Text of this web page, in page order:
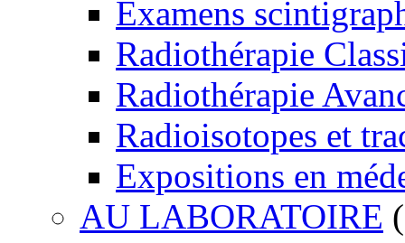
Examens
Radiothérapie
Radiothérapie
Radioisotopes et
Expositions en
AU LABORATOIRE